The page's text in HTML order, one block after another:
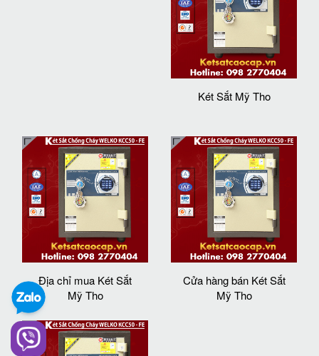
Két Sắt Mỹ Tho
Địa chỉ mua Két Sắt
Mỹ Tho
Cửa hàng bán Két Sắt
Mỹ Tho